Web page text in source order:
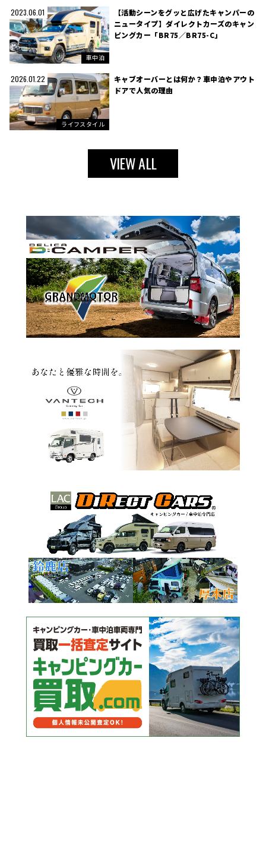
2023.06.01
車中泊
【活動シーンをグッと広げたキャンパーの
ニュータイプ】ダイレクトカーズのキャン
ピングカー「BR75／BR75-C」
2026.01.22
ライフスタイル
キャブオーバーとは何か？車中泊やアウト
ドアで人気の理由
VIEW ALL